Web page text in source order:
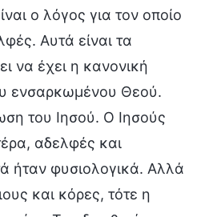
ο λόγος για τον οποίο
Αυτά είναι τα
να έχει η κανονική
ενσαρκωμένου Θεού.
του Ιησού. Ο Ιησούς
αδελφές και
ήταν φυσιολογικά. Αλλά
και κόρες, τότε η